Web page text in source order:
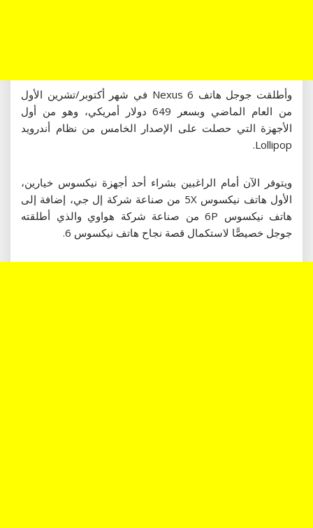
وأطلقت جوجل هاتف Nexus 6 في شهر أكتوبر/تشرين الأول
من العام الماضي وبسعر 649 دولار أمريكي، وهو من أول
الأجهزة التي حصلت على الإصدار الخامس من نظام أندرويد
Lollipop.
ويتوفر الآن أمام الراغبين بشراء أحد أجهزة نيكسوس خيارين،
الأول هاتف نيكسوس 5X من صناعة شركة إل جي، إضافة إلى
هاتف نيكسوس 6P من صناعة شركة هواوي والذي أطلقته
جوجل خصيصًّا لاستكمال قصة نجاح هاتف نيكسوس 6.